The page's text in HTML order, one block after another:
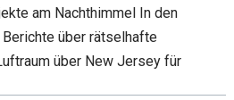
am Nachthimmel In den
über rätselhafte
über New Jersey für